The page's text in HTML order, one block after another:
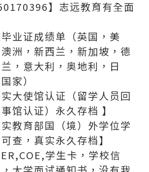
】志远教育有全面
业证成绩单（英国，美
洲，新西兰，新加坡，德
，意大利，奥地利，日
家）
大使馆认证（留学人员回
馆认证）永久存档 】
教育部国（境）外学位学
查，真实永久存档】
学生卡，学校信